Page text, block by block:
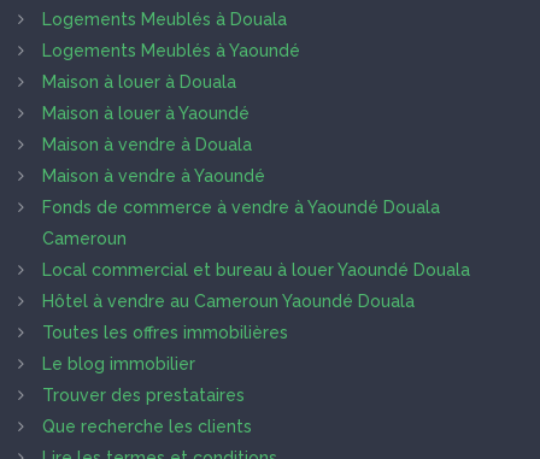
Logements Meublés à Douala
Logements Meublés à Yaoundé
Maison à louer à Douala
Maison à louer à Yaoundé
Maison à vendre à Douala
Maison à vendre à Yaoundé
Fonds de commerce à vendre à Yaoundé Douala
Cameroun
Local commercial et bureau à louer Yaoundé Douala
Hôtel à vendre au Cameroun Yaoundé Douala
Toutes les offres immobilières
Le blog immobilier
Trouver des prestataires
Que recherche les clients